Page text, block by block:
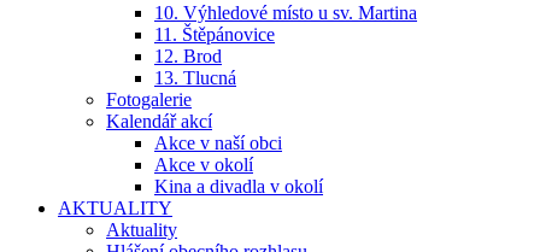
10. Výhledové místo u sv. Martina
11. Štěpánovice
12. Brod
13. Tlucná
Fotogalerie
Kalendář akcí
Akce v naší obci
Akce v okolí
Kina a divadla v okolí
AKTUALITY
Aktuality